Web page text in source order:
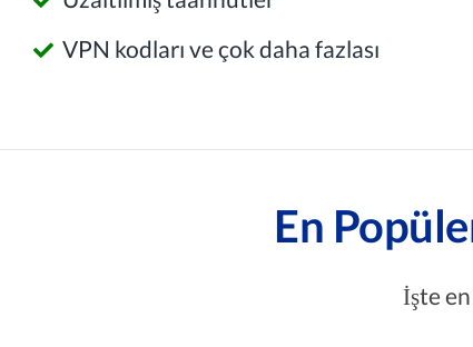
VPN kodları ve çok daha fazlası
En
İşte